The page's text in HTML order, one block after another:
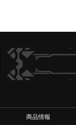
ヴァンガードch
商品情報